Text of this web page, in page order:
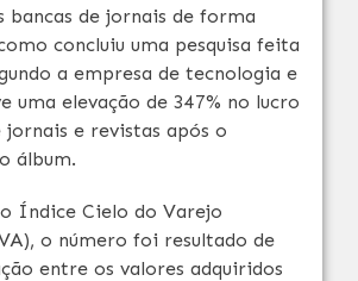
bancas de jornais de forma
concluiu uma pesquisa feita
a empresa de tecnologia e
uma elevação de 347% no lucro
jornais e revistas após o
álbum.
Índice Cielo do Varejo
o número foi resultado de
entre os valores adquiridos